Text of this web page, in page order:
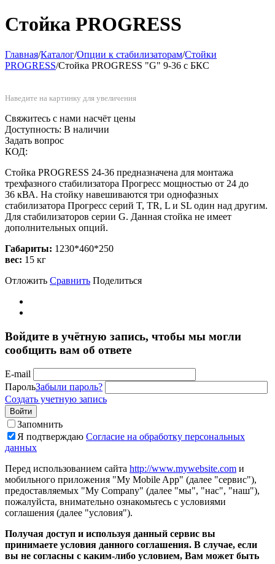
Стойка PROGRESS
Главная/Каталог/Опции к стабилизаторам/Стойки
PROGRESS/Стойка PROGRESS "G" 9-36 c БКС
Наведите на картинку для увеличения
Свяжитесь с нами насчёт цены
Доступность: В наличии
Задать вопрос
КОД:
Стойка PROGRESS 24-36 предназначена для монтажа
трехфазного стабилизатора Прогресс мощностью от 24 до
36 кВА. На стойку навешиваются три однофазных
стабилизатора Прогресс серий T, TR, L и SL один над другим.
Для стабилизаторов серии G. Данная стойка не имеет
дополнительных опций.
Габариты: 1230*460*250
вес: 15 кг
Отложить Сравнить Поделиться
Войдите в учётную запись, чтобы мы могли
сообщить вам об ответе
E-mail
ПарольЗабыли пароль?
Создать учетную запись
Войти
Запомнить
Я подтверждаю Согласие на обработку персональных
данных
Перед использованием сайта http://www.mywebsite.com и
мобильного приложения "My Mobile App" (далее "сервис"),
предоставляемых "My Company" (далее "мы", "нас", "наш"),
пожалуйста, внимательно ознакомьтесь с условиями
соглашения (далее "условия").
Получая доступ и используя данный сервис вы
принимаете условия данного соглашения. В случае, если
вы не согласны с каким-либо условием, Вам может быть